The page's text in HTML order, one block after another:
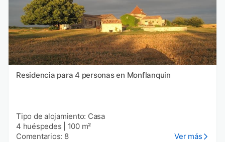
Residencia para 4 personas en Monflanquin
Tipo de alojamiento: Casa
4 huéspedes
100 m²
Comentarios: 8
Ver más